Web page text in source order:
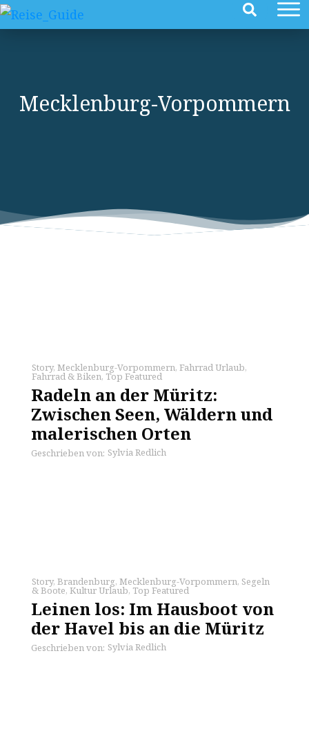
Mecklenburg-Vorpommern
Story, Mecklenburg-Vorpommern, Fahrrad Urlaub,
Fahrrad & Biken, Top Featured
Radeln an der Müritz:
Zwischen Seen, Wäldern und
malerischen Orten
Geschrieben von: Sylvia Redlich
Story, Brandenburg, Mecklenburg-Vorpommern, Segeln
& Boote, Kultur Urlaub, Top Featured
Leinen los: Im Hausboot von
der Havel bis an die Müritz
Geschrieben von: Sylvia Redlich